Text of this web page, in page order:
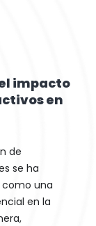
impacto
en
de
se ha
una
en la